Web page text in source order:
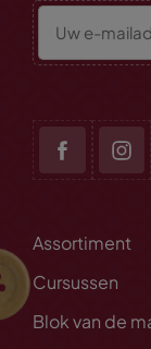
Assortiment
Cursussen
Blok van de